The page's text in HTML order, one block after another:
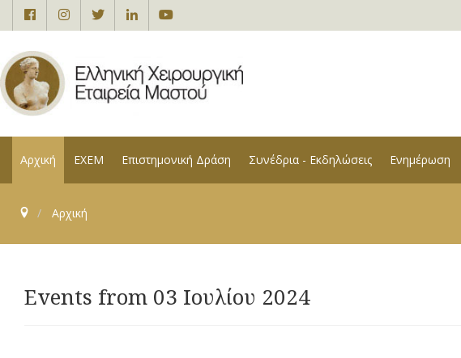
Αρχική ΕΧΕΜ Επιστημονική Δράση Συνέδρια - Εκδηλώσεις Ενημέρωση
Αρχική
Events from 03 Ιουλίου 2024